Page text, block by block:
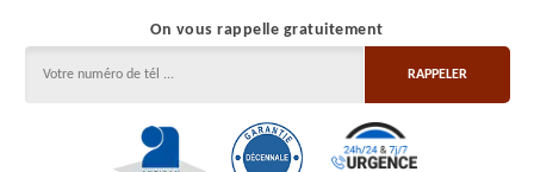
On vous rappelle gratuitement